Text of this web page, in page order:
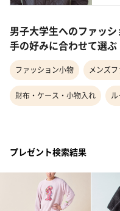
男子大学生へのファッ
手の好みに合わせて選ぶ
ファッション小物 メンズ
財布・ケース・小物入れ
プレゼント検索結果